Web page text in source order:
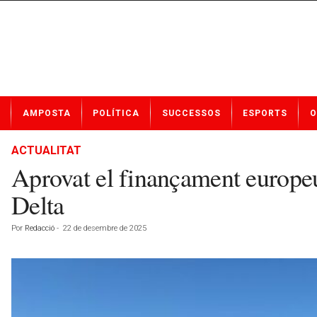
t
AMPOSTA POLÍTICA SUCCESSOS ESPORTS
ACTUALITAT
Aprovat el finançament
Delta
Por Redacció - 22 de desembre de 2025